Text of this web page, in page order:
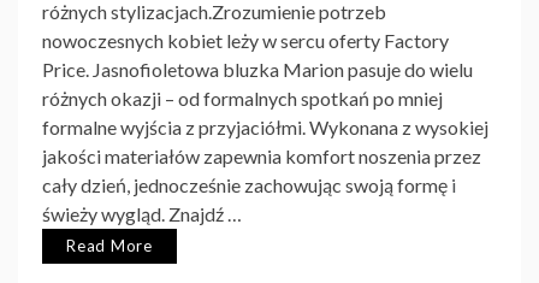
różnych stylizacjach.Zrozumienie potrzeb
nowoczesnych kobiet leży w sercu oferty Factory
Price. Jasnofioletowa bluzka Marion pasuje do wielu
różnych okazji – od formalnych spotkań po mniej
formalne wyjścia z przyjaciółmi. Wykonana z wysokiej
jakości materiałów zapewnia komfort noszenia przez
cały dzień, jednocześnie zachowując swoją formę i
świeży wygląd. Znajdź …
Read More